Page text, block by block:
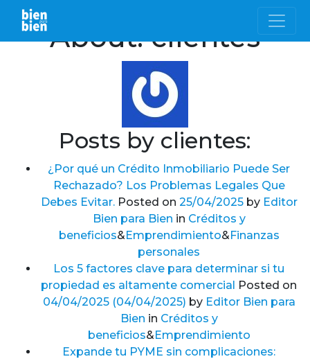
About: clientes
Posts by clientes:
¿Por qué un Crédito Inmobiliario Puede Ser
Rechazado? Los Problemas Legales Que
Debes Evitar. Posted on 25/04/2025byEditor
Bien para Bien in Créditos y
beneficios&Emprendimiento&Finanzas
personales
Los 5 factores clave para determinar si tu
propiedad es altamente comercial Posted on
04/04/2025(04/04/2025) byEditor Bien para
Bien in Créditos y
beneficios&Emprendimiento
Expande tu PYME sin complicaciones: